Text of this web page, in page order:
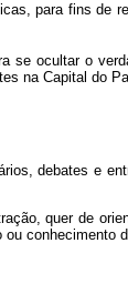
para fins de
ocultar o
na Capital do
debates e
quer de
conhecimento